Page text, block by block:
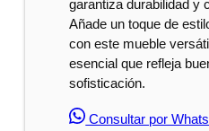
garantiza durabilidad y
Añade un toque de
con este mueble
esencial que refleja
sofisticación.
Consultar por